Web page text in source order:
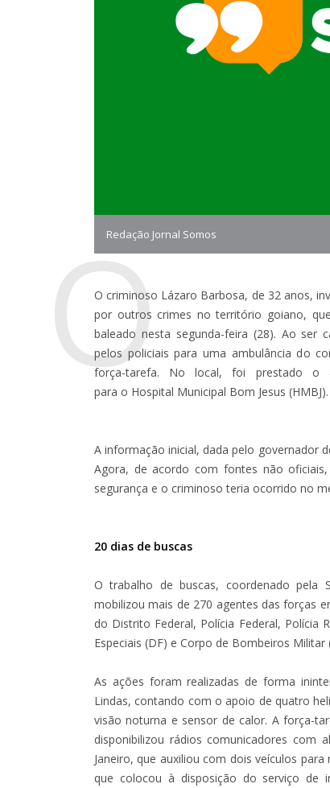
Redação Jornal Somos
O
O criminoso Lázaro Barbosa, de 32 anos,
por outros crimes no território goiano,
baleado nesta segunda-feira (28). Ao ser
pelos policiais para uma ambulância do
força-tarefa. No local, foi prestado o
para o Hospital Municipal Bom Jesus
A informação inicial, dada pelo governador
Agora, de acordo com fontes não
segurança e o criminoso teria ocorrido no
20 dias de buscas
O trabalho de buscas, coordenado pela
mobilizou mais de 270 agentes das forças
do Distrito Federal, Polícia Federal, Polícia
Especiais (DF) e Corpo de Bombeiros Militar
As ações foram realizadas de forma
Lindas, contando com o apoio de quatro
visão noturna e sensor de calor. A força-
disponibilizou rádios comunicadores com
Janeiro, que auxiliou com dois veículos
que colocou à disposição do serviço de